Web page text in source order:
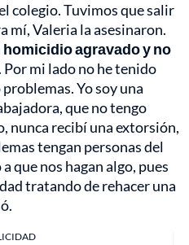
colegio. Tuvimos que salir
mí, Valeria la asesinaron.
agravado y no
. Por mi lado no he tenido
Yo soy una
que no tengo
nunca recibí una extorsión,
tengan personas del
que nos hagan algo, pues
tratando de rehacer una